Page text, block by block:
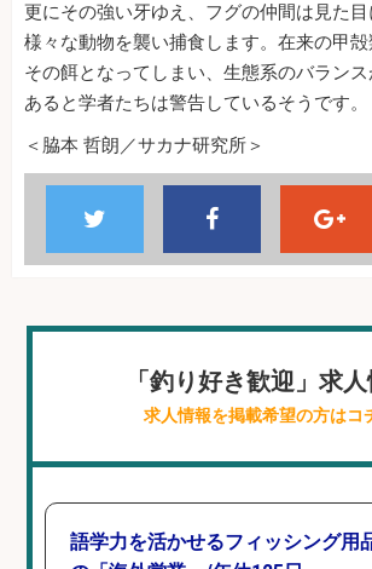
更にその強い牙ゆえ、フグの仲間は見た
様々な動物を襲い捕食します。在来の甲
その餌となってしまい、生態系のバラン
あると学者たちは警告しているそうです。
＜脇本 哲朗／サカナ研究所＞
「釣り好き歓迎」求
求人情報を掲載希望の方はコ
語学力を活かせるフィッシング用